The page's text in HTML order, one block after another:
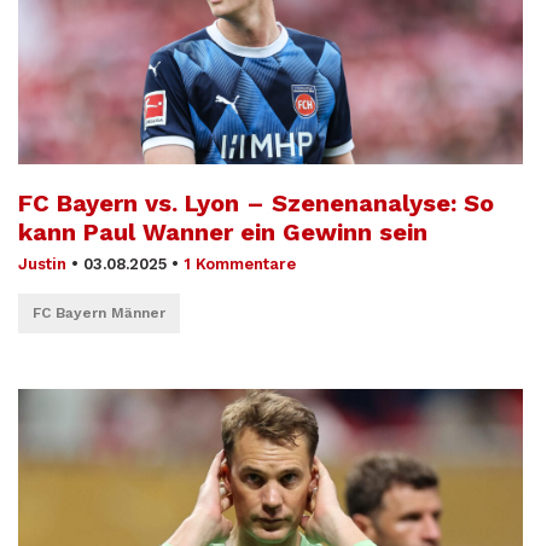
FC Bayern vs. Lyon – Szenenanalyse: So
kann Paul Wanner ein Gewinn sein
Justin • 03.08.2025 • 1 Kommentare
FC Bayern Männer